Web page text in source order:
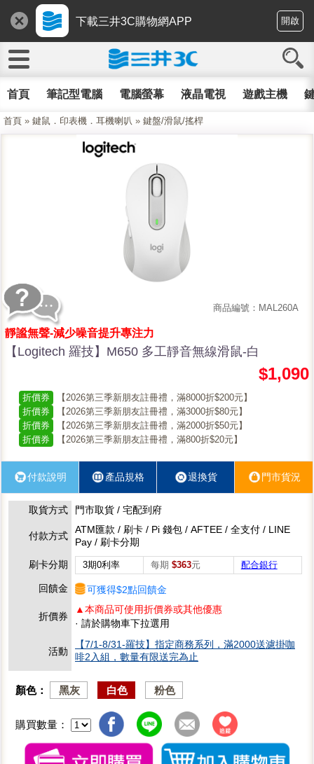
下載三井3C購物網APP 開啟
首頁 筆記型電腦 電腦螢幕 液晶電視 遊戲主機
首頁 » 鍵鼠．印表機．耳機喇叭 » 鍵盤/滑鼠/搖桿
商品編號：MAL260A
靜謐無聲-減少噪音提升專注力
【Logitech 羅技】M650 多工靜音無線滑鼠-白
$1,090
折價券
【2026第三季新朋友註冊禮，滿8000折$200元】
折價券
【2026第三季新朋友註冊禮，滿3000折$80元】
折價券
【2026第三季新朋友註冊禮，滿2000折$50元】
折價券
【2026第三季新朋友註冊禮，滿800折$20元】
付款說明 產品規格 退換貨 門市貨況
取貨方式 門市取貨 / 宅配到府
付款方式
ATM匯款 / 刷卡 / Pi 錢包 / AFTEE / 全支付 / LINE
Pay / 刷卡分期
刷卡分期
3期0利率 每期 $363元 配合銀行
回饋金 可獲得$2點回饋金
折價券
▲本商品可使用折價券或其他優惠
· 請於購物車下拉選用
活動
【7/1-8/31-羅技】指定商務系列，滿2000送濾掛咖
啡2入組，數量有限送完為止
顏色： 黑灰 白色 粉色
購買數量：